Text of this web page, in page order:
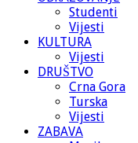
Studenti
Vijesti
KULTURA
Vijesti
DRUŠTVO
Crna Gora
Turska
Vijesti
ZABAVA